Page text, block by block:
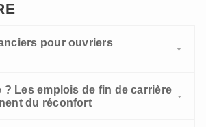
pour ouvriers
? Les emplois de fin de carrière
du réconfort